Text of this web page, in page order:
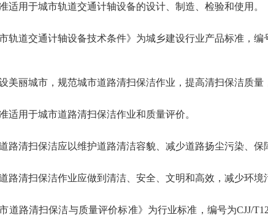
适用于城市轨道交通计轴设备的设计、制造、检验和使用。
市轨道交通计轴设备技术条件》为城乡建设行业产品标准，编
美丽城市，规范城市道路清扫保洁作业，提高清扫保洁质量
适用于城市道路清扫保洁作业和质量评价。
路清扫保洁应以维护道路清洁容貌、减少道路扬尘污染、保
路清扫保洁作业应做到清洁、安全、文明和高效，减少环境
市道路清扫保洁与质量评价标准》为行业标准，编号为CJJ/